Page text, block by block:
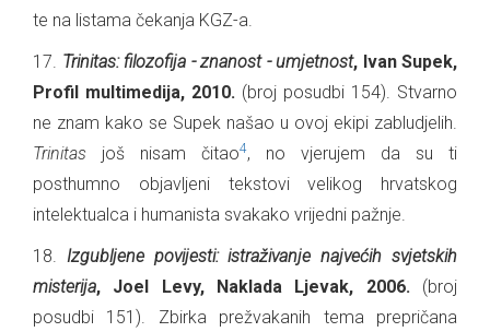
te na listama čekanja KGZ-a.
17. Trinitas: filozofija - znanost - umjetnost, Ivan Supek,
Profil multimedija, 2010. (broj posudbi 154). Stvarno
ne znam kako se Supek našao u ovoj ekipi zabludjelih.
Trinitas još nisam čitao4, no vjerujem da su ti
posthumno objavljeni tekstovi velikog hrvatskog
intelektualca i humanista svakako vrijedni pažnje.
18. Izgubljene povijesti: istraživanje najvećih svjetskih
misterija, Joel Levy, Naklada Ljevak, 2006.(broj
posudbi 151). Zbirka prežvakanih tema prepričana